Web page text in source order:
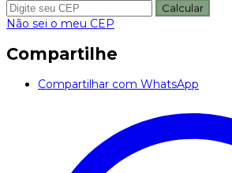
Calcular
Não sei o meu CEP
Compartilhe
Compartilhar com WhatsApp